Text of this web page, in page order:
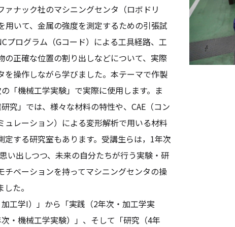
ナック社のマシニングセンタ（ロボドリ
用いて、金属の強度を測定するための引張試
プログラム（Gコード）による工具経路、工
の正確な位置の割り出しなどについて、実際
を操作しながら学びました。本テーマで作製
「機械工学実験」で実際に使用します。ま
究」では、様々な材料の特性や、CAE（コン
ュレーション）による変形解析で用いる材料
定する研究室もあります。受講生らは，1年次
い出しつつ、未来の自分たちが行う実験・研
チベーションを持ってマシニングセンタの操
た。
工学Ⅰ）」から「実践（2年次・加工学実
・機械工学実験）」、そして「研究（4年